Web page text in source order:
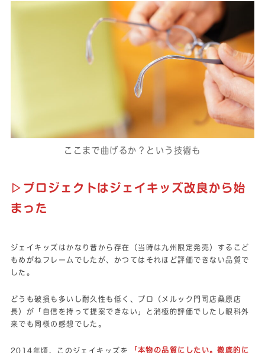
ここまで曲げるか？という技術も
▷プロジェクトはジェイキッズ改良から始
まった
ジェイキッズはかなり昔から存在（当時は九州限定発売）するこど
もめがねフレームでしたが、かつてはそれほど評価できない品質で
した。
どうも破損も多いし耐久性も低く、プロ（メルック門司店桑原店
長）が「自信を持って提案できない」と消極的評価でしたし眼科外
来でも同様の感想でした。
2014年頃、このジェイキッズを 「本物の品質にしたい。徹底的に